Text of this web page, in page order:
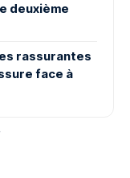
deuxième
rassurantes
face à